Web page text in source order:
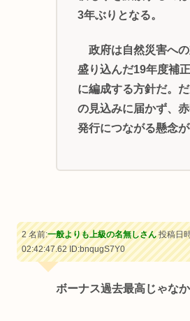
3年ぶりとなる。
政府は自然災害へ
盛り込んだ19年度補
に編成する方針だ。
の見込みに届かず、
発行につながる懸念が
2 名前:一般よりも上級の名無しさん投稿日
02:42:47.62ID:bnqugS7Y0
ボーナス過去最高じゃな